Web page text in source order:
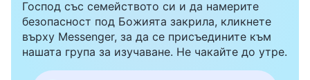
живот можах да дойда пред Бог и да приема
Неговото спасение, и реших в този живот да
следвам Бог както подобава.
Господ със семейството си и да намерите
безопасност под Божията закрила, кликнете
върху Messenger, за да се присъедините към
нашата група за изучаване. Не чакайте до утре.